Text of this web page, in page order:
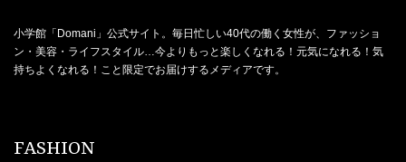
小学館「Domani」公式サイト。毎日忙しい40代の働く女性が、ファッショ
ン・美容・ライフスタイル…今よりもっと楽しくなれる！元気になれる！気
持ちよくなれる！こと限定でお届けするメディアです。
FASHION